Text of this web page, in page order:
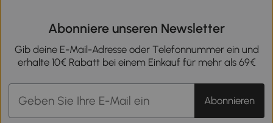
Abonniere unseren Newsletter
Gib deine E-Mail-Adresse oder Telefonnummer ein und
erhalte 10€ Rabatt bei einem Einkauf für mehr als 69€
Abonnieren